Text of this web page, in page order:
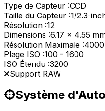
Type de Capteur :CCD
Taille du Capteur :1/2.3-
Résolution :12
Dimensions :6.17 x 4.55
Résolution Maximale :
Plage ISO :100 - 1600
ISO Étendu :3200
Support RAW
Système